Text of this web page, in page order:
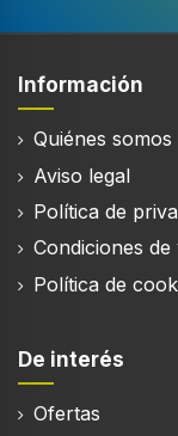
Tamaño plato
Pantalla
Tipo de
LED
Digital
Información
Quiénes somos
Aviso legal
Política de
Condiciones
Política de
De interés
Ofertas